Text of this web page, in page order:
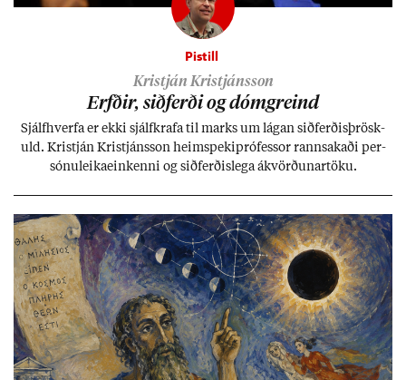
Pistill
Kristján Kristjánsson
Erfð­ir, sið­ferði og dómgreind
Sjálf­hverfa er ekki sjálf­krafa til marks um lág­an sið­ferð­is­þrösk­
uld. Kristján Kristjáns­son heim­speki­pró­fess­or rann­sak­aði per­
sónu­leika­ein­kenni og sið­ferð­is­lega ákvörð­un­ar­töku.